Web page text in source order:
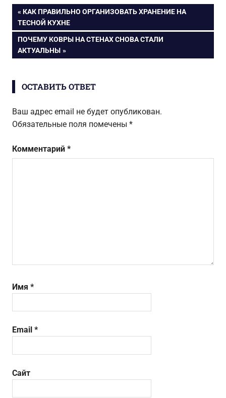
выбрать
мозаику
красивые
варианты
Навигация
по
записям
ПРЕДЫДУЩАЯ
ЗАПИСЬ:
КАК ПРАВИЛЬНО ОРГАНИЗОВАТЬ ХРАНЕНИЕ НА
ТЕСНОЙ КУХНЕ
СЛЕДУЮЩАЯ
ЗАПИСЬ:
ПОЧЕМУ КОВРЫ НА СТЕНАХ СНОВА СТАЛИ
АКТУАЛЬНЫ
ОСТАВИТЬ ОТВЕТ
Ваш адрес email не будет опубликован.
Обязательные поля помечены *
Комментарий *
Имя *
Email *
Сайт